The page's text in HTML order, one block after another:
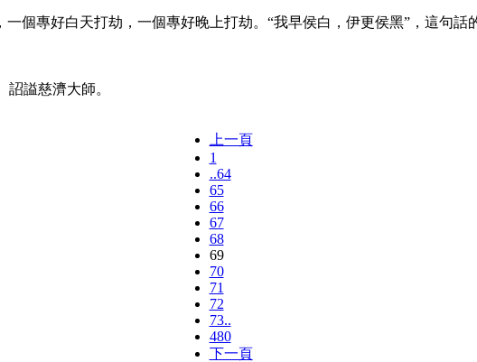
專好白天打劫，一個專好晚上打劫。“我早侯白，伊更侯黑”，這句話
謚慈濟大師。
上一頁
1
..64
65
66
67
68
69
70
71
72
73..
480
下一頁